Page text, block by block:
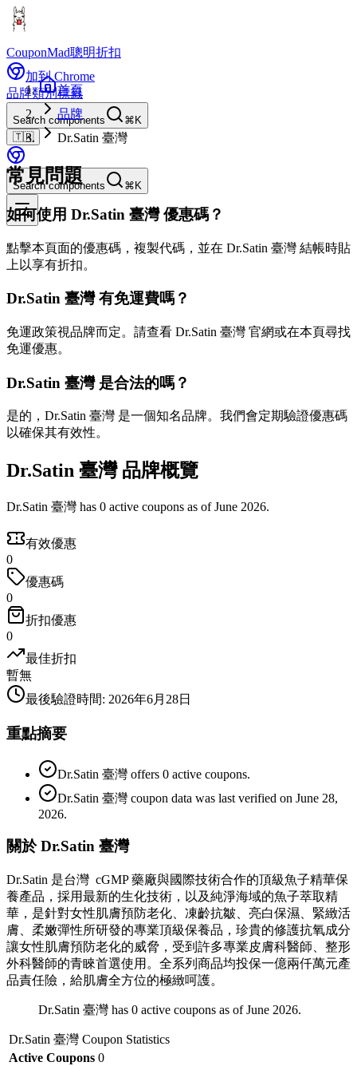
CouponMad聰明折扣
加到 Chrome
品牌類別標籤
Search components
⌘K
🇹🇼
Search components ⌘K
首頁
品牌
Dr.Satin 臺灣
常見問題
如何使用 Dr.Satin 臺灣 優惠碼？
點擊本頁面的優惠碼，複製代碼，並在 Dr.Satin 臺灣 結帳時貼
上以享有折扣。
Dr.Satin 臺灣 有免運費嗎？
免運政策視品牌而定。請查看 Dr.Satin 臺灣 官網或在本頁尋找
免運優惠。
Dr.Satin 臺灣 是合法的嗎？
是的，Dr.Satin 臺灣 是一個知名品牌。我們會定期驗證優惠碼
以確保其有效性。
Dr.Satin 臺灣 品牌概覽
Dr.Satin 臺灣 has 0 active coupons as of June 2026.
有效優惠
0
優惠碼
0
折扣優惠
0
最佳折扣
暫無
最後驗證時間: 2026年6月28日
重點摘要
Dr.Satin 臺灣 offers 0 active coupons.
Dr.Satin 臺灣 coupon data was last verified on June 28,
2026.
關於 Dr.Satin 臺灣
Dr.Satin 是台灣 cGMP 藥廠與國際技術合作的頂級魚子精華保
養產品，採用最新的生化技術，以及純淨海域的魚子萃取精
華，是針對女性肌膚預防老化、凍齡抗皺、亮白保濕、緊緻活
膚、柔嫩彈性所研發的專業頂級保養品，珍貴的修護抗氧成分
讓女性肌膚預防老化的威脅，受到許多專業皮膚科醫師、整形
外科醫師的青睞首選使用。全系列商品均投保一億兩仟萬元產
品責任險，給肌膚全方位的極緻呵護。
Dr.Satin 臺灣 has 0 active coupons as of June 2026.
Dr.Satin 臺灣Coupon Statistics
Active Coupons 0